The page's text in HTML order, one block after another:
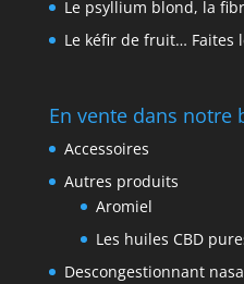
Le psyllium blond, la
Le kéfir de fruit… Faites
En vente dans notre
Accessoires
Autres produits
Aromiel
Les huiles CBD
Descongestionnant